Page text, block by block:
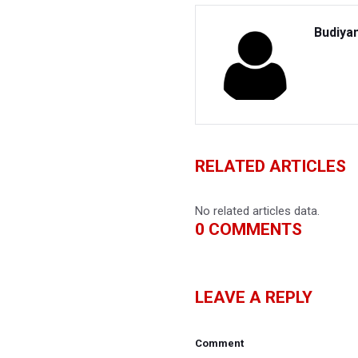
RELATED ARTICLES
No related articles data.
0 COMMENTS
LEAVE A REPLY
Comment